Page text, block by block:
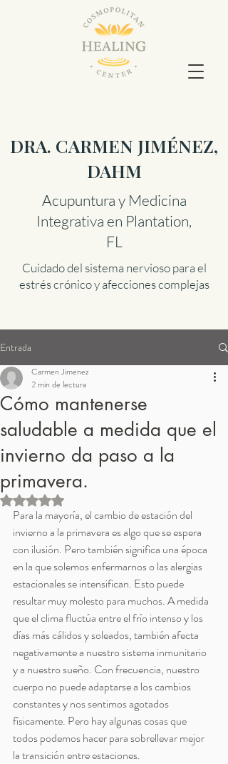
DRA. CARMEN JIMÉNEZ,
DAHM
Acupuntura y Medicina
Integrativa en Plantation,
FL
Cuidado del sistema nervioso para el
estrés crónico y afecciones complejas
Entrada
Cómo mantenerse
saludable a medida que el
invierno da paso a la
primavera.
Carmen Jimenez
2 min de lectura
Obtuvo NaN de 5 estrellas.
Para la mayoría, el cambio de estación del
invierno a la primavera es algo que se espera
con ilusión. Pero también significa una época
en la que solemos enfermarnos o las alergias
estacionales se intensifican. Esto puede
resultar muy molesto para muchos. A medida
que el clima fluctúa entre el frío intenso y los
días más cálidos y soleados, también afecta
negativamente a nuestro sistema inmunitario
y a nuestro sueño. Con frecuencia, nuestro
cuerpo no puede adaptarse a los cambios
constantes y nos sentimos agotados
físicamente. Pero hay algunas cosas que
todos podemos hacer para sobrellevar mejor
la transición entre estaciones.